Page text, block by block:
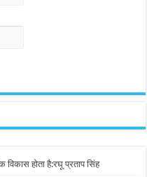
होता है:रघू प्रताप सिंह